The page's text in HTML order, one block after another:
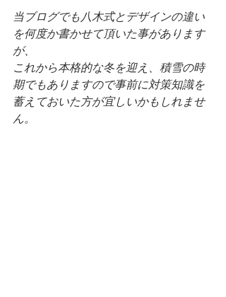
当ブログでも八木式とデザインの違い
を何度か書かせて頂いた事があります
が、
これから本格的な冬を迎え、積雪の時
期でもありますので事前に対策知識を
蓄えておいた方が宜しいかもしれませ
ん。